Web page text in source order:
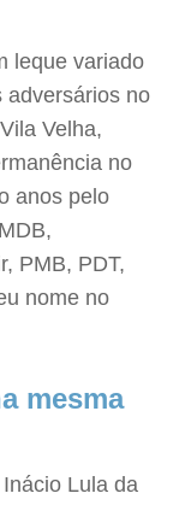
leque variado
adversários no
Velha,
no
anos pelo
PMB, PDT,
nome no
mesma
Lula da